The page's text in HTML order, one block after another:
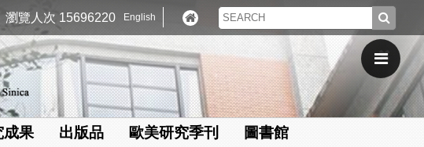
瀏覽人次 15696220 English
成果 出版品 歐美研究季刊 圖書館